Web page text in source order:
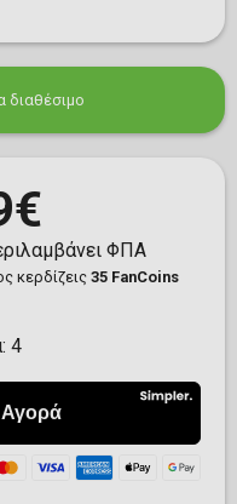
διαθέσιμο
ΦΠΑ
κερδίζεις35 FanCoins
4